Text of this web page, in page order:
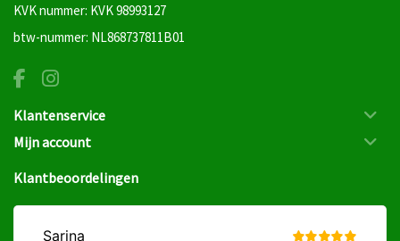
KVK nummer: KVK 98993127
btw-nummer: NL868737811B01
Klantenservice
Mijn account
Klantbeoordelingen